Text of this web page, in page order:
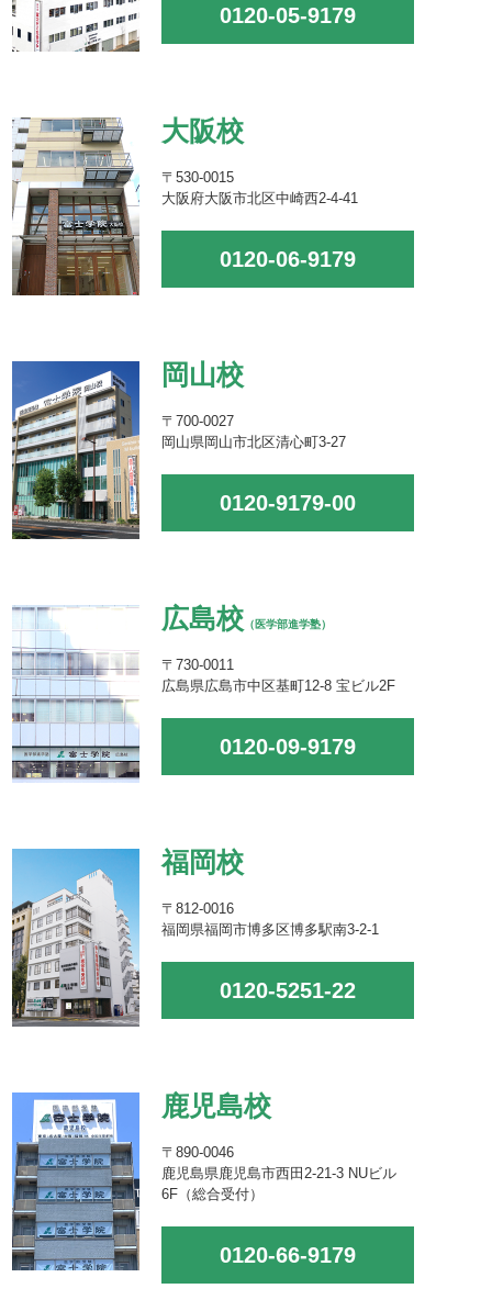
0120-05-9179
大阪校
〒530-0015
大阪府大阪市北区中崎西2-4-41
0120-06-9179
岡山校
〒700-0027
岡山県岡山市北区清心町3-27
0120-9179-00
広島校 （医学部進学塾）
〒730-0011
広島県広島市中区基町12-8 宝ビル2F
0120-09-9179
福岡校
〒812-0016
福岡県福岡市博多区博多駅南3-2-1
0120-5251-22
鹿児島校
〒890-0046
鹿児島県鹿児島市西田2-21-3 NUビル
6F（総合受付）
0120-66-9179